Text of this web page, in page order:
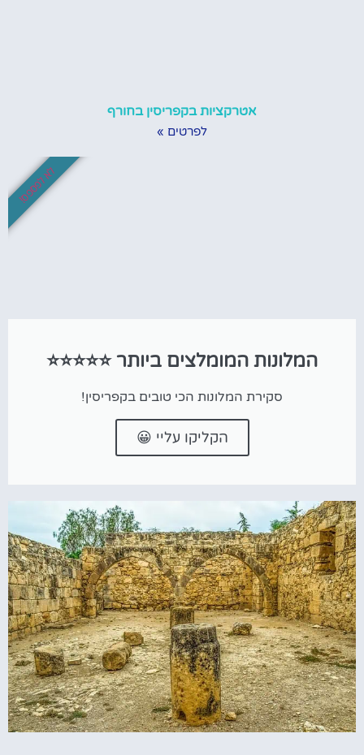
אטרקציות בקפריסין בחורף
לפרטים »
המלונות המומלצים ביותר ⭐⭐⭐⭐⭐
סקירת המלונות הכי טובים בקפריסין!
הקליקו עליי 😀
לא לפספס!